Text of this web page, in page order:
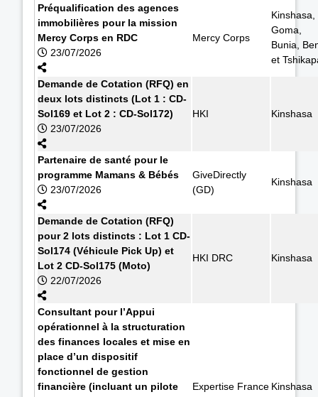
Préqualification des agences
immobilières pour la mission
Mercy Corps en RDC
23/07/2026
Mercy Corps
Kinshasa,
Goma,
Bunia,
et
Demande de Cotation (RFQ) en
deux lots distincts (Lot 1 : CD-
Sol169 et Lot 2 : CD-Sol172)
23/07/2026
HKI Kinshasa
Partenaire de santé pour le
programme Mamans & Bébés
23/07/2026
GiveDirectly
(GD)
Kinshasa
Demande de Cotation (RFQ)
pour 2 lots distincts : Lot 1 CD-
Sol174 (Véhicule Pick Up) et
Lot 2 CD-Sol175 (Moto)
22/07/2026
HKI DRC Kinshasa
Consultant pour l’Appui
opérationnel à la structuration
des finances locales et mise en
place d’un dispositif
fonctionnel de gestion
financière (incluant un pilote
Expertise France Kinshasa